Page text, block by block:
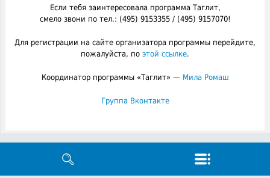
Если тебя заинтересовала программа Таглит,
смело звони по тел.: (495) 9153355 / (495) 9157070!
Для регистрации на сайте организатора программы перейдите,
пожалуйста, по этой ссылке.
Координатор программы «Таглит» — Мила Ромаш
Группа Вконтакте